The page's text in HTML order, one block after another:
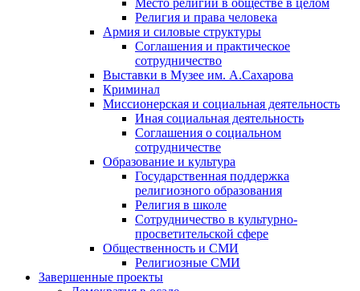
Место религии в обществе в целом
Религия и права человека
Армия и силовые структуры
Соглашения и практическое
сотрудничество
Выставки в Музее им. А.Сахарова
Криминал
Миссионерская и социальная деятельность
Иная социальная деятельность
Соглашения о социальном
сотрудничестве
Образование и культура
Государственная поддержка
религиозного образования
Религия в школе
Сотрудничество в культурно-
просветительской сфере
Общественность и СМИ
Религиозные СМИ
Завершенные проекты